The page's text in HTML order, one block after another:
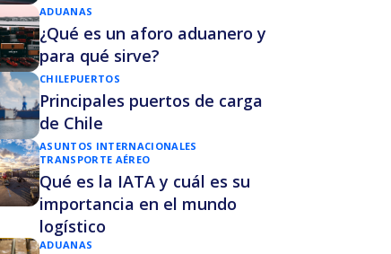
ADUANAS
¿Qué es un aforo aduanero y
para qué sirve?
CHILEPUERTOS
Principales puertos de carga
de Chile
ASUNTOS INTERNACIONALES
TRANSPORTE AÉREO
Qué es la IATA y cuál es su
importancia en el mundo
logístico
ADUANAS